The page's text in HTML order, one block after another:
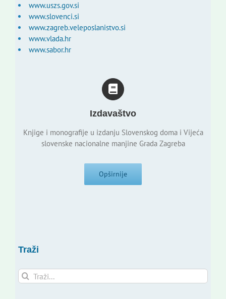
www.uszs.gov.si
www.slovenci.si
www.zagreb.veleposlanistvo.si
www.vlada.hr
www.sabor.hr
Izdavaštvo
Knjige i monografije u izdanju Slovenskog doma i Vijeća
slovenske nacionalne manjine Grada Zagreba
Opširnije
Traži
Traži...